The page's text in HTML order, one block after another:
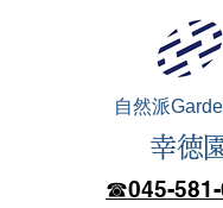
自然派
幸徳
☎︎​045-581-